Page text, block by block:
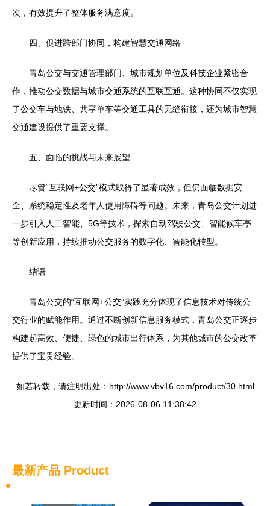
次，有效提升了整体服务满意度。
四、促进跨部门协同，构建智慧交通网络
青岛公交与交通管理部门、城市规划单位及科技企业紧密合
作，推动公交数据与城市交通系统的互联互通。这种协同不仅实现
了公交车与地铁、共享单车等交通工具的无缝衔接，还为城市智慧
交通建设提供了重要支撑。
五、面临的挑战与未来展望
尽管“互联网+公交”模式取得了显著成效，但仍面临数据安
全、系统稳定性及老年人使用障碍等问题。未来，青岛公交计划进
一步引入人工智能、5G等技术，探索自动驾驶公交、智能候车亭
等创新应用，持续推动公交服务的数字化、智能化转型。
结语
青岛公交的“互联网+公交”实践充分体现了信息技术对传统公
交行业的赋能作用。通过不断创新信息服务模式，青岛公交正逐步
构建起高效、便捷、绿色的城市出行体系，为其他城市的公交改革
提供了宝贵经验。
如若转载，请注明出处：http://www.vbv16.com/product/30.html
更新时间：2026-08-06 11:38:42
最新产品 Product